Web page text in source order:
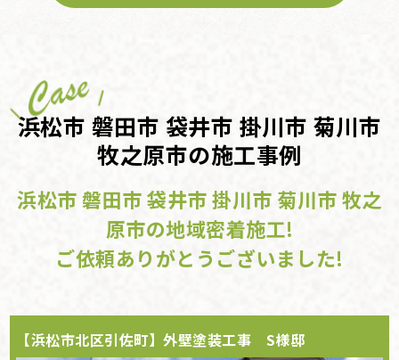
浜松市 磐田市 袋井市 掛川市 菊川市
牧之原市の施工事例
浜松市 磐田市 袋井市 掛川市 菊川市 牧之
原市の地域密着施工!
ご依頼ありがとうございました!
【浜松市北区引佐町】外壁塗装工事 S様邸